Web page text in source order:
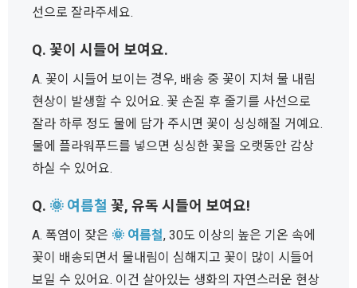
선으로 잘라주세요.
Q. 꽃이 시들어 보여요.
A. 꽃이 시들어 보이는 경우, 배송 중 꽃이 지쳐 물 내림
현상이 발생할 수 있어요. 꽃 손질 후 줄기를 사선으로
잘라 하루 정도 물에 담가 주시면 꽃이 싱싱해질 거예요.
물에 플라워푸드를 넣으면 싱싱한 꽃을 오랫동안 감상
하실 수 있어요.
Q. 🌞 여름철 꽃, 유독 시들어 보여요!
A. 폭염이 잦은 🌞 여름철, 30도 이상의 높은 기온 속에
꽃이 배송되면서 물내림이 심해지고 꽃이 많이 시들어
보일 수 있어요. 이건 살아있는 생화의 자연스러운 현상